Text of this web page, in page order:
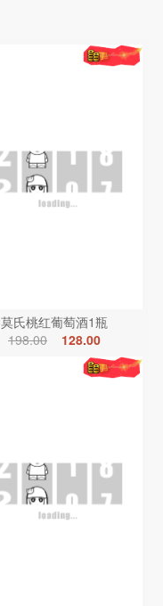
莫氏桃红葡萄酒1瓶
198.00
128.00